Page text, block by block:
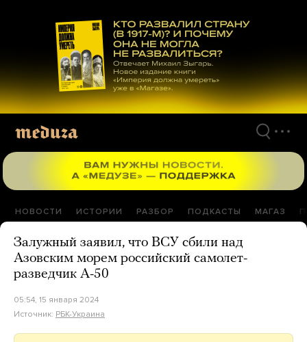
материалам
НОВОСТИ ИСТОРИИ РАЗБОР ПОДКАСТЫ МАГАЗ
Залужный заявил, что ВСУ сбили над
Азовским морем российский самолет-
разведчик А-50
05:54, 15 января 2024
Источник: РБК-Украина